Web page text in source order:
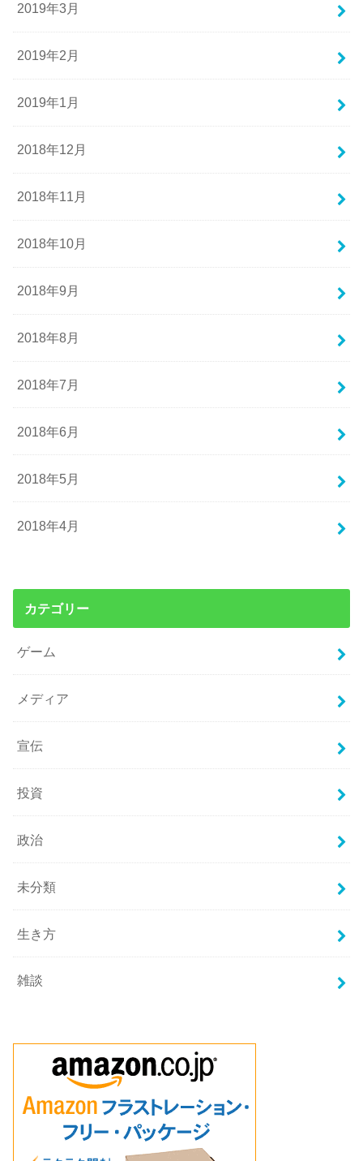
2019年3月
2019年2月
2019年1月
2018年12月
2018年11月
2018年10月
2018年9月
2018年8月
2018年7月
2018年6月
2018年5月
2018年4月
カテゴリー
ゲーム
メディア
宣伝
投資
政治
未分類
生き方
雑談